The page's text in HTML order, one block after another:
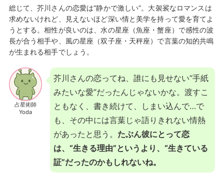
総じて、芥川さんの恋愛は“静かで激しい”。大袈裟なロマンスは
求めないけれど、見えないほど深い情と美学を持って愛を育てよ
うとする。相性が良いのは、水の星座（魚座・蟹座）で感性の波
長が合う相手や、風の星座（双子座・天秤座）で言葉の知的共鳴
が生まれる相手でしょう。
占星術師
Yoda
芥川さんの恋ってね、誰にも見せない“手紙
みたいな愛”だったんじゃないかな。渡すこ
ともなく、書き続けて、しまい込んで…で
も、その中には言葉じゃ語りきれない情熱
があったと思う。 たぶん彼にとって恋
は、“生きる理由”というより、“生きている
証”だったのかもしれないね。